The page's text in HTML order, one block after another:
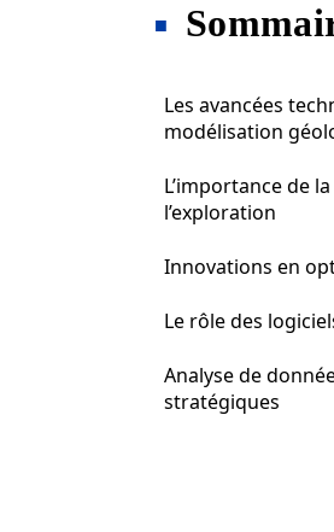
Les avancées
modélisation
L’importance de
l’exploration
Innovations en
Le rôle des
Analyse de
stratégiques